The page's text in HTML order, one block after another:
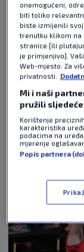
onemogućeni,
biti toliko
biste izmijenili
trenutku klikom na
stranice [ili
je primjenjivo].
Web-mjesto. Za
privatnosti.
Mi i naši
pružili
Korištenje
karakteristika
podacima na
mjerenje
Popis partnera